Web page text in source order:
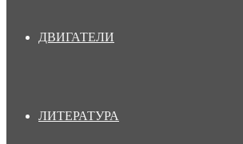
ДВИГАТЕЛИ
ЛИТЕРАТУРА